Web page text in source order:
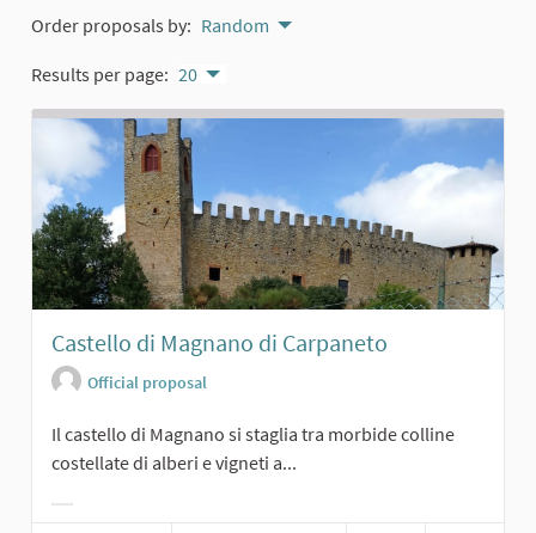
Order proposals by: Random
Results per page: 20
Castello di Magnano di Carpaneto
Official proposal
Il castello di Magnano si staglia tra morbide colline
costellate di alberi e vigneti a...